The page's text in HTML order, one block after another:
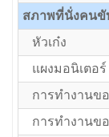
สภาพที่นั่งคนขั
หัวเก๋ง
แผงมอนิเตอร์
การทำงานข
การทำงานข